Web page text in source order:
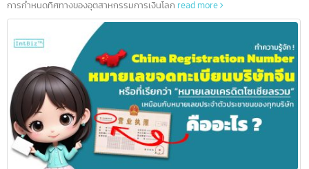
08 แห่ง
สหรัฐอเมริกาเป็นบ้านของสถาบันการเงินที่ทรงอิทธิพลที่สุดในโลก ด้วย
ระบบเศรษฐกิจที่ใหญ่ที่สุดและตลาดการเงินที่ซับซ้อน ธนาคารอเมริกาได้กลายเป็
เล่นระดับโลกที่มีบทบาทสำคัญในการขับเคลื่อนเศรษฐกิจทั้งในประเทศและทั่วโลก
บทความนี้ เราจะพาคุณไปรู้จักกับธนาคารชั้นนำของอเมริกา ซึ่งมีบทบาทสำคัญใน
การกำหนดทิศทางของอุตสาหกรรมการเงินโลกread more